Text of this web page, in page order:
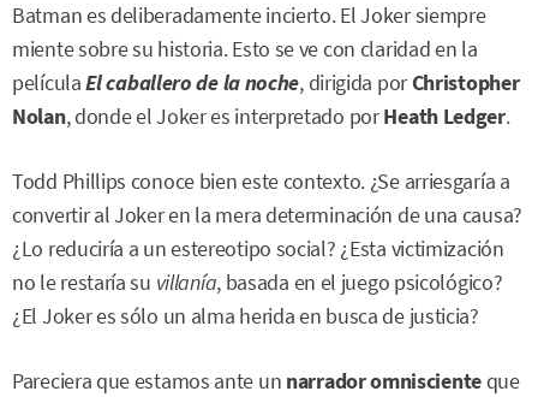
Batman es deliberadamente incierto. El Joker siempre
miente sobre su historia. Esto se ve con claridad en la
películaEl caballero de la noche, dirigida porChristopher
Nolan, donde el Joker es interpretado porHeath Ledger.
Todd Phillips conoce bien este contexto. ¿Se arriesgaría a
convertir al Joker en la mera determinación de una causa?
¿Lo reduciría a un estereotipo social? ¿Esta victimización
no le restaría su villanía, basada en el juego psicológico?
¿El Joker es sólo un alma herida en busca de justicia?
Pareciera que estamos ante un narrador omniscienteque